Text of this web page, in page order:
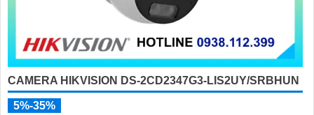
CAMERA HIKVISION DS-2CD2347G3-LIS2UY/SRBHUN
5%-35%